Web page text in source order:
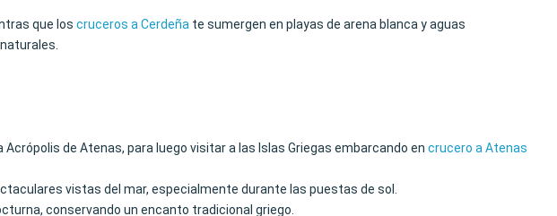
que los cruceros a Cerdeña te sumergen en playas de arena blanca y aguas
de Atenas, para luego visitar a las Islas Griegas embarcando en crucero a Atenas
vistas del mar, especialmente durante las puestas de sol.
conservando un encanto tradicional griego.